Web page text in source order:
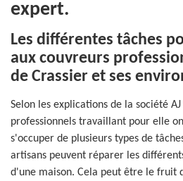
expert.
Les différentes tâches
aux couvreurs
de Crassier et ses
Selon les explications de la société
professionnels travaillant pour elle
s'occuper de plusieurs types de
artisans peuvent réparer les
d'une maison. Cela peut être le fruit